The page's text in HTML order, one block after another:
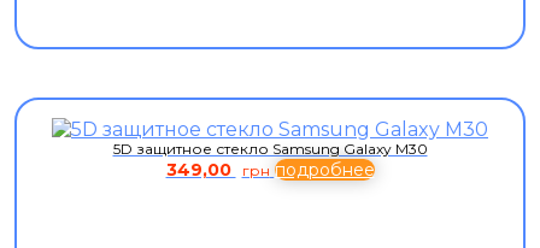
5D защитное стекло Samsung Galaxy M30
349,00 грн подробнее